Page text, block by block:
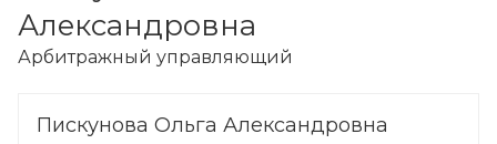
Александровна
Арбитражный управляющий
Пискунова Ольга Александровна